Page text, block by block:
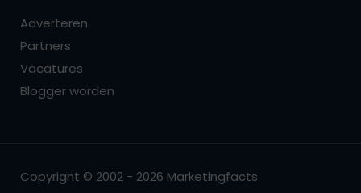
Adverteren
Partners
Vacatures
Blogger worden
Copyright © 2002 - 2026 Marketingfacts